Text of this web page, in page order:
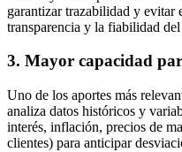
garantizar trazabilidad y evitar
transparencia y la fiabilidad
3. Mayor capacidad
Uno de los aportes más
analiza datos históricos y
interés, inflación, precios de
clientes) para anticipar